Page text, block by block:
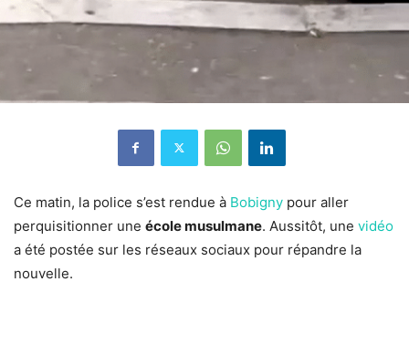
Ce matin, la police s’est rendue à Bobigny pour aller
perquisitionner une école musulmane. Aussitôt, une vidéo
a été postée sur les réseaux sociaux pour répandre la
nouvelle.